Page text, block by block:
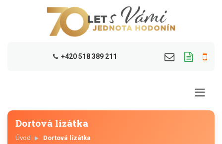
+420 518 389 211
Dortová lízátka
Úvod Dortová lízátka